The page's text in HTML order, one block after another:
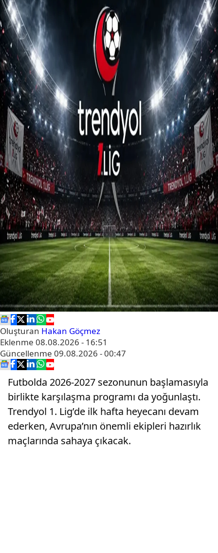
Oluşturan Hakan Göçmez
Eklenme 08.08.2026 - 16:51
Güncellenme 09.08.2026 - 00:47
Futbolda 2026-2027 sezonunun başlamasıyla
birlikte karşılaşma programı da yoğunlaştı.
Trendyol 1. Lig’de ilk hafta heyecanı devam
ederken, Avrupa’nın önemli ekipleri hazırlık
maçlarında sahaya çıkacak.